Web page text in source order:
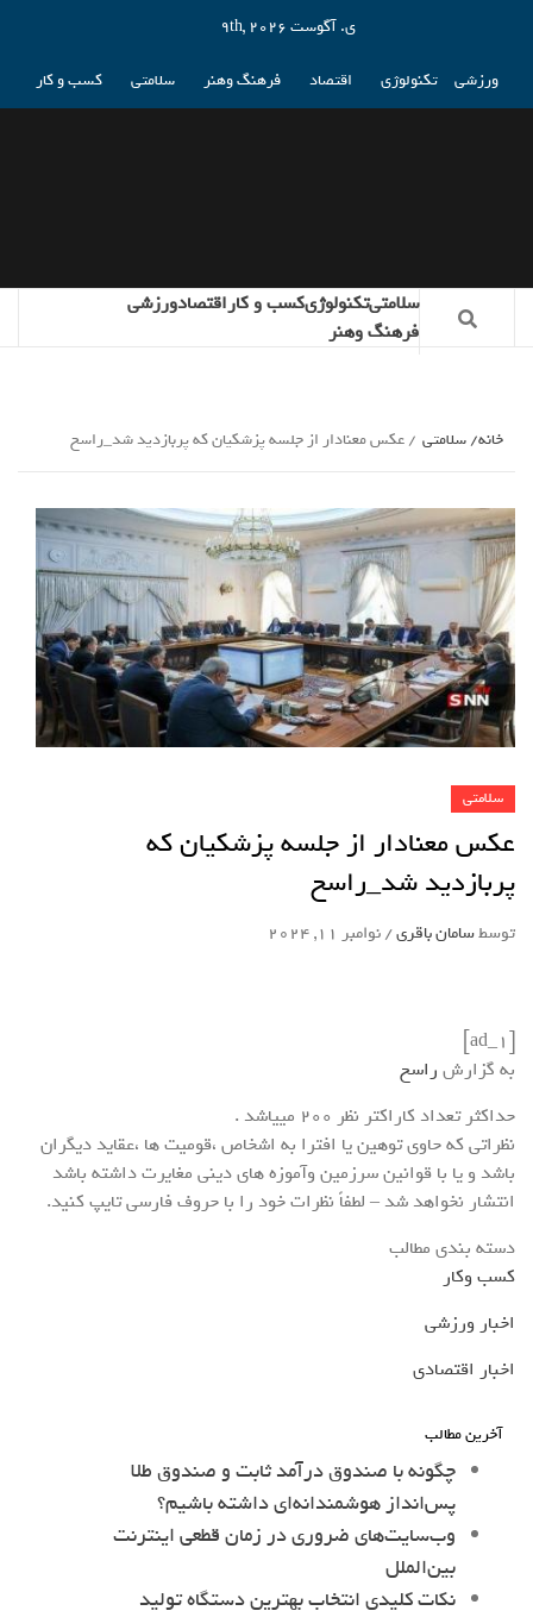
ی. آگوست 9th, 2026
ورزشی تکنولوژی اقتصاد فرهنگ وهنر سلامتی کسب و کار
سلامتیتکنولوژیکسب و کاراقتصادورزشی
فرهنگ وهنر
خانه سلامتی عکس معنادار از جلسه پزشکیان که پربازدید شد_راسخ
سلامتی
عکس معنادار از جلسه پزشکیان که
پربازدید شد_راسخ
توسطسامان باقری/نوامبر 11, 2024
[ad_1]
به گزارش راسخ
حداکثر تعداد کاراکتر نظر 200 ميياشد .
نظراتی که حاوی توهین یا افترا به اشخاص ،قومیت ها ،عقاید دیگران
باشد و یا با قوانین سرزمین وآموزه های دینی مغایرت داشته باشد
انتشار نخواهد شد – لطفاً نظرات خود را با حروف فارسی تایپ کنید.
دسته بندی مطالب
کسب وکار
اخبار ورزشی
اخبار اقتصادی
آخرین مطالب
چگونه با صندوق درآمد ثابت و صندوق طلا
پس‌انداز هوشمندانه‌ای داشته باشیم؟
وب‌سایت‌های ضروری در زمان قطعی اینترنت
بین‌الملل
نکات کلیدی انتخاب بهترین دستگاه تولید